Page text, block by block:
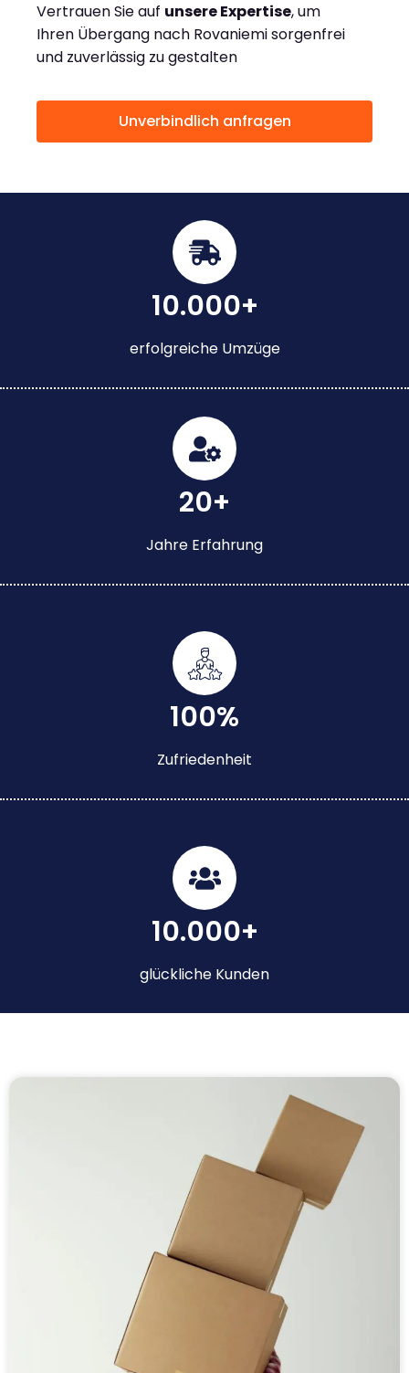
Vertrauen Sie auf unsere Expertise, um
Ihren Übergang nach Rovaniemi sorgenfrei
und zuverlässig zu gestalten
Unverbindlich anfragen
10.000+
erfolgreiche Umzüge
20+
Jahre Erfahrung
100%
Zufriedenheit
10.000+
glückliche Kunden